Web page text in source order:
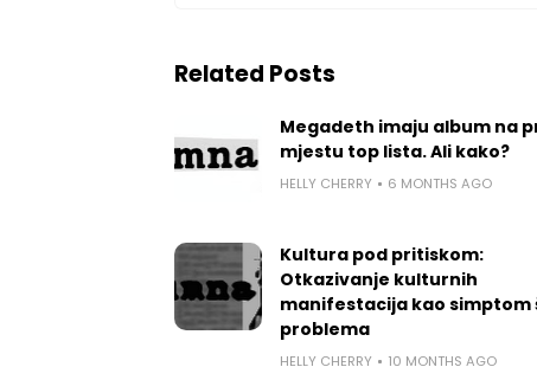
Related Posts
Megadeth imaju album na
mjestu top lista. Ali kako?
HELLY CHERRY 6 MONTHS AGO
Kultura pod pritiskom:
Otkazivanje kulturnih
manifestacija kao simptom
problema
HELLY CHERRY 10 MONTHS AGO